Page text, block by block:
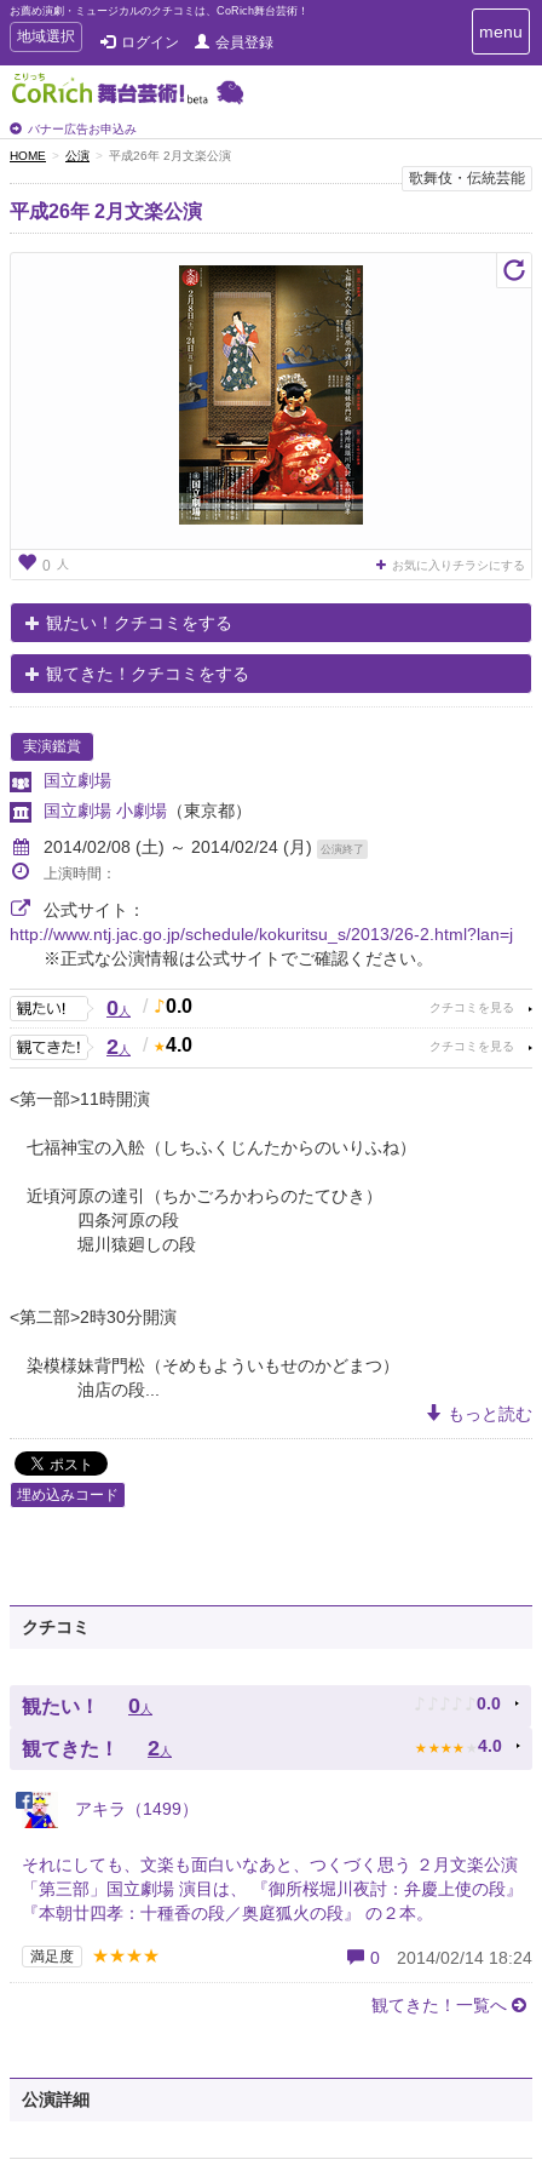
お薦め演劇・ミュージカルのクチコミは、CoRich舞台芸術！
T
o
g
g
e
n
a
v
i
地域選択 ログイン 会員登録
バナー広告お申込み
T
o
n
i
menu
HOME 公演 平成26年 2月文楽公演
歌舞伎・伝統芸能
平成26年 2月文楽公演
0 人 お気に入りチラシにする
観たい！クチコミをする
観てきた！クチコミをする
実演鑑賞
国立劇場
国立劇場 小劇場 （東京都）
2014/02/08 (土) ～ 2014/02/24 (月)
公演終了
上演時間：
公式サイト：
http://www.ntj.jac.go.jp/schedule/kokuritsu_s/2013/26-2.html?lan=j
※正式な公演情報は公式サイトでご確認ください。
0人 / 0.0
2人 / 4.0
<第一部>11時開演
七福神宝の入舩（しちふくじんたからのいりふね）
近頃河原の達引（ちかごろかわらのたてひき）
四条河原の段
堀川猿廻しの段
<第二部>2時30分開演
染模様妹背門松（そめもよういもせのかどまつ）
油店の段...
もっと読む
埋め込みコード
クチコミ
観たい！ 0人 ♪ ♪ ♪ ♪ ♪ 0.0
観てきた！ 2人 ★ ★ ★ ★ ★ 4.0
アキラ（1499）
それにしても、文楽も面白いなあと、つくづく思う ２月文楽公演
「第三部」国立劇場 演目は、 『御所桜堀川夜討：弁慶上使の段』
『本朝廿四孝：十種香の段／奥庭狐火の段』 の２本。
満足度 ★★★★ 0 2014/02/14 18:24
観てきた！一覧へ
公演詳細